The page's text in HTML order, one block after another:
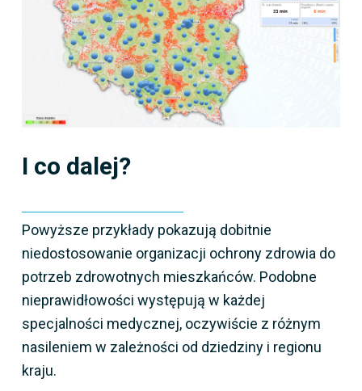
I co dalej?
Powyższe przykłady pokazują dobitnie
niedostosowanie organizacji ochrony zdrowia do
potrzeb zdrowotnych mieszkańców. Podobne
nieprawidłowości występują w każdej
specjalności medycznej, oczywiście z różnym
nasileniem w zależności od dziedziny i regionu
kraju.